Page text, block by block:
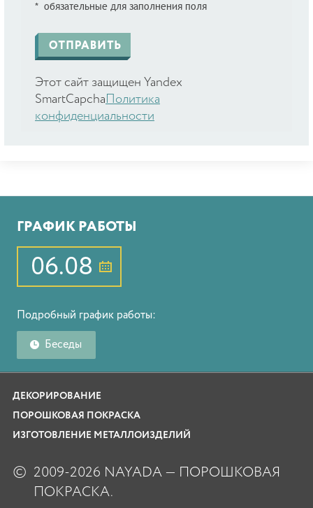
* обязательные для заполнения поля
Этот сайт защищен Yandex
SmartCapcha Политика
конфиденциальности
ГРАФИК РАБОТЫ
06.08
Подробный график работы:
Беседы
ДЕКОРИРОВАНИЕ
ПОРОШКОВАЯ ПОКРАСКА
ИЗГОТОВЛЕНИЕ МЕТАЛЛОИЗДЕЛИЙ
© 2009-2026 NAYADA — ПОРОШКОВАЯ
ПОКРАСКА.